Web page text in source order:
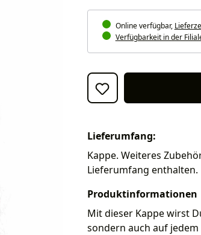
Online verfügbar,
Verfügbarkeit in der
Lieferumfang:
Kappe. Weiteres
Lieferumfang enthalten.
Produktinformationen
Mit dieser Kappe wirst
sondern auch auf